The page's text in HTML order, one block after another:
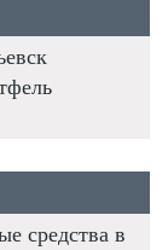
средства в